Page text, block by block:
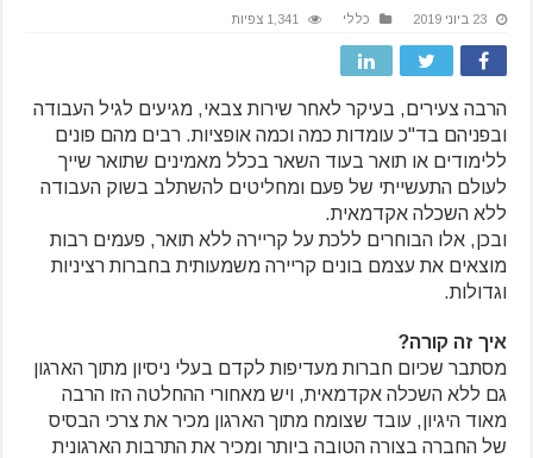
23 ביוני 2019 כללי 1,341 צפיות
הרבה צעירים, בעיקר לאחר שירות צבאי, מגיעים לגיל העבודה
ובפניהם בד"כ עומדות כמה וכמה אופציות. רבים מהם פונים
ללימודים או תואר בעוד השאר בכלל מאמינים שתואר שייך
לעולם התעשייתי של פעם ומחליטים להשתלב בשוק העבודה
ללא השכלה אקדמאית.
ובכן, אלו הבוחרים ללכת על קריירה ללא תואר, פעמים רבות
מוצאים את עצמם בונים קריירה משמעותית בחברות רציניות
וגדולות.
איך זה קורה?
מסתבר שכיום חברות מעדיפות לקדם בעלי ניסיון מתוך הארגון
גם ללא השכלה אקדמאית, ויש מאחורי ההחלטה הזו הרבה
מאוד היגיון, עובד שצומח מתוך הארגון מכיר את צרכי הבסיס
של החברה בצורה הטובה ביותר ומכיר את התרבות הארגונית